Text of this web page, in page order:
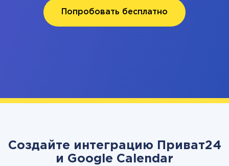
Попробовать бесплатно
Создайте интеграцию Приват24
и Google Calendar